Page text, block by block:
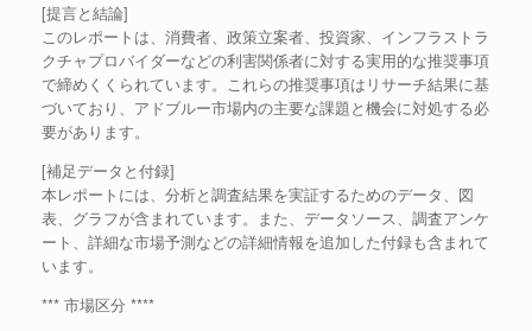
[提言と結論]
このレポートは、消費者、政策立案者、投資家、インフラストラ
クチャプロバイダーなどの利害関係者に対する実用的な推奨事項
で締めくくられています。これらの推奨事項はリサーチ結果に基
づいており、アドブルー市場内の主要な課題と機会に対処する必
要があります。
[補足データと付録]
本レポートには、分析と調査結果を実証するためのデータ、図
表、グラフが含まれています。また、データソース、調査アンケ
ート、詳細な市場予測などの詳細情報を追加した付録も含まれて
います。
*** 市場区分 ****